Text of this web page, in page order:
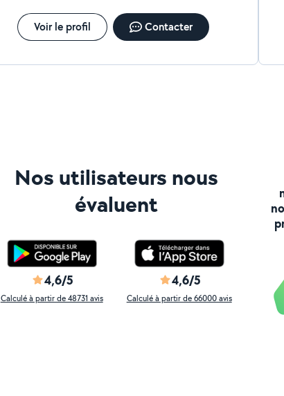
Voir le profil Contacter
Nos utilisateurs nous
évaluent
4,6/5
Calculé à partir de 48731 avis
4,6/5
Calculé à partir de 66000 avis